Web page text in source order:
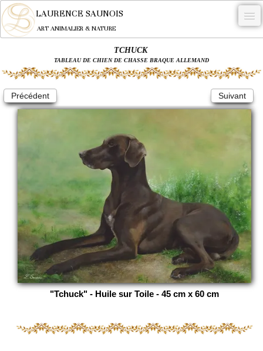
LAURENCE SAUNOIS
ART ANIMALIER & NATURE
NYMPHEUS LUMINANSIS.
OEUVRES
COMMANDE
NEWS
CONTACT
Français
0
TCHUCK
TABLEAU DE CHIEN DE CHASSE BRAQUE ALLEMAND
Précédent Suivant
"Tchuck" - Huile sur Toile - 45 cm x 60 cm